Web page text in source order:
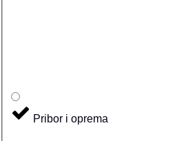
Pribor i oprema